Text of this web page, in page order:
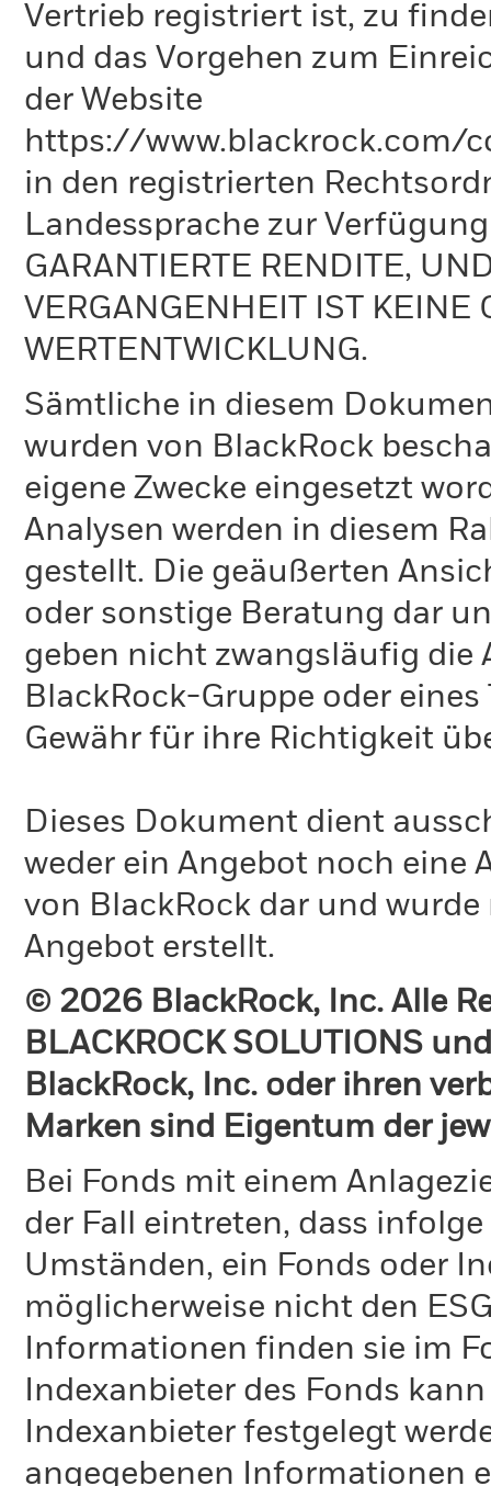
Vertrieb registriert ist, zu
und das Vorgehen zum
der Website
https://www.blackrock.com/
in den registrierten
Landessprache zur
GARANTIERTE RENDITE,
VERGANGENHEIT IST KEINE
WERTENTWICKLUNG.
Sämtliche in diesem
wurden von BlackRock
eigene Zwecke eingesetzt
Analysen werden in diesem
gestellt. Die geäußerten
oder sonstige Beratung dar
geben nicht zwangsläufig die
BlackRock-Gruppe oder
Gewähr für ihre Richtigkeit
Dieses Dokument dient
weder ein Angebot noch eine
von BlackRock dar und
Angebot erstellt.
© 2026 BlackRock, Inc. Alle
BLACKROCK SOLUTIONS
BlackRock, Inc. oder ihren
Marken sind Eigentum der
Bei Fonds mit einem
der Fall eintreten, dass
Umständen, ein Fonds oder
möglicherweise nicht den
Informationen finden sie im
Indexanbieter des Fonds
Indexanbieter festgelegt
angegebenen Informationen